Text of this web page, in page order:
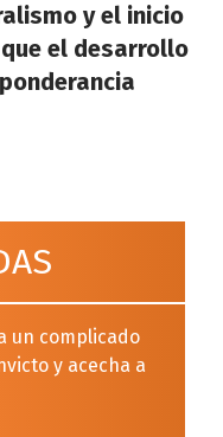
y el inicio
el desarrollo
un complicado
y acecha a